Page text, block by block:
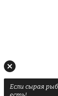
Если сырая